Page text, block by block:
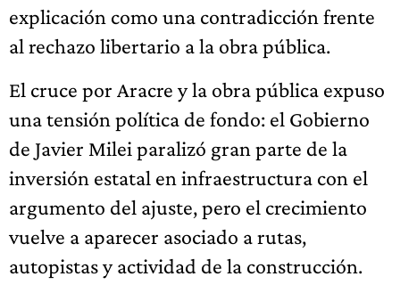
explicación como una contradicción frente
al rechazo libertario a la obra pública.
El cruce por Aracre y la obra pública expuso
una tensión política de fondo: el Gobierno
de Javier Milei paralizó gran parte de la
inversión estatal en infraestructura con el
argumento del ajuste, pero el crecimiento
vuelve a aparecer asociado a rutas,
autopistas y actividad de la construcción.